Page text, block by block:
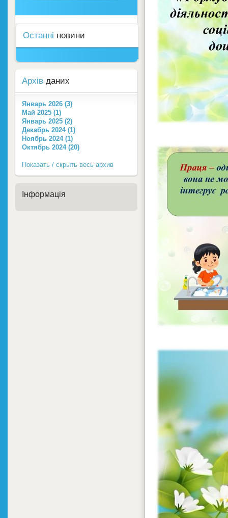
Останні новини
Архів даних
Январь 2026 (3)
Май 2025 (1)
Январь 2025 (2)
Декабрь 2024 (1)
Ноябрь 2024 (1)
Октябрь 2024 (20)
Показать / скрыть весь архив
Інформація